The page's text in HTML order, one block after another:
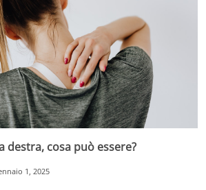
destra, cosa può essere?
1, 2025